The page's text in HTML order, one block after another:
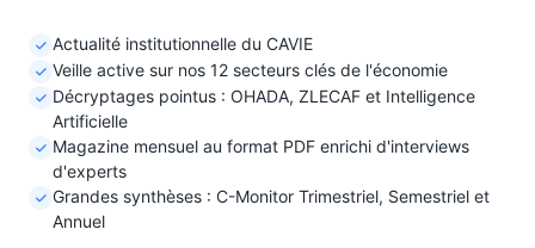
Actualité institutionnelle du CAVIE
Veille active sur nos 12 secteurs clés de l'économie
Décryptages pointus : OHADA, ZLECAF et Intelligence
Artificielle
Magazine mensuel au format PDF enrichi d'interviews
d'experts
Grandes synthèses : C-Monitor Trimestriel, Semestriel et
Annuel